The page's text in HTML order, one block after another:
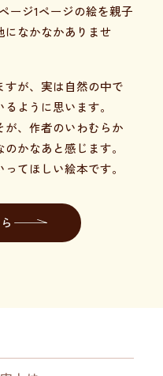
ージ1ページの絵を親子
になかなかありませ
すが、実は自然の中で
ように思います。
が、作者のいわむらか
かなあと感じます。
てほしい絵本です。